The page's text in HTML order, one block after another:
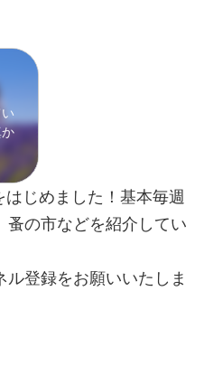
じめました！基本毎週
蚤の市などを紹介してい
ル登録をお願いいたしま